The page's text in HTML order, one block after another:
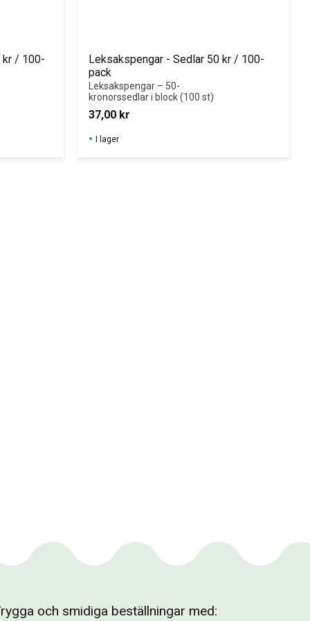
kr / 100-
Leksakspengar - Sedlar 50 kr / 100-
pack
Leksakspengar – 50-
kronorssedlar i block (100 st)
37,00 kr
I lager
och smidiga beställningar med: